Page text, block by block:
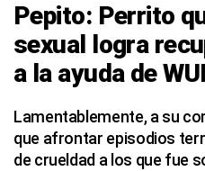
Pepito: Perrito
sexual logra
a la ayuda de
Lamentablemente, a su
que afrontar episodios
de crueldad a los que fue